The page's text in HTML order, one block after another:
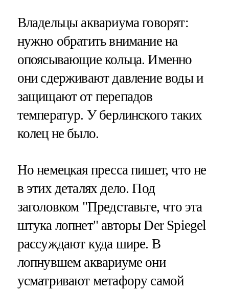
Владельцы аквариума говорят:
нужно обратить внимание на
опоясывающие кольца. Именно
они сдерживают давление воды и
защищают от перепадов
температур. У берлинского таких
колец не было.
Но немецкая пресса пишет, что не
в этих деталях дело. Под
заголовком "Представьте, что эта
штука лопнет" авторы Der Spiegel
рассуждают куда шире. В
лопнувшем аквариуме они
усматривают метафору самой